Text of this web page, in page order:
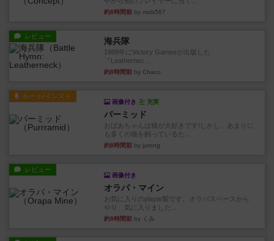
約8時間前 by mob567
レビュー 海兵隊
1988年にVictory Gamesが出版した
『Leathernec...
約8時間前 by Chaco
ルール/インスト
画像付き 充実
パーミッド
おばあちゃんは猫が大好きです!しかし、あまりに
も多くの猫を飼っているた...
約8時間前 by jurong
レビュー
画像付き
オラパ・マイン
お気に入りのplayte製です。オラパスペースから
やり、気に入りました...
約9時間前 by くみ